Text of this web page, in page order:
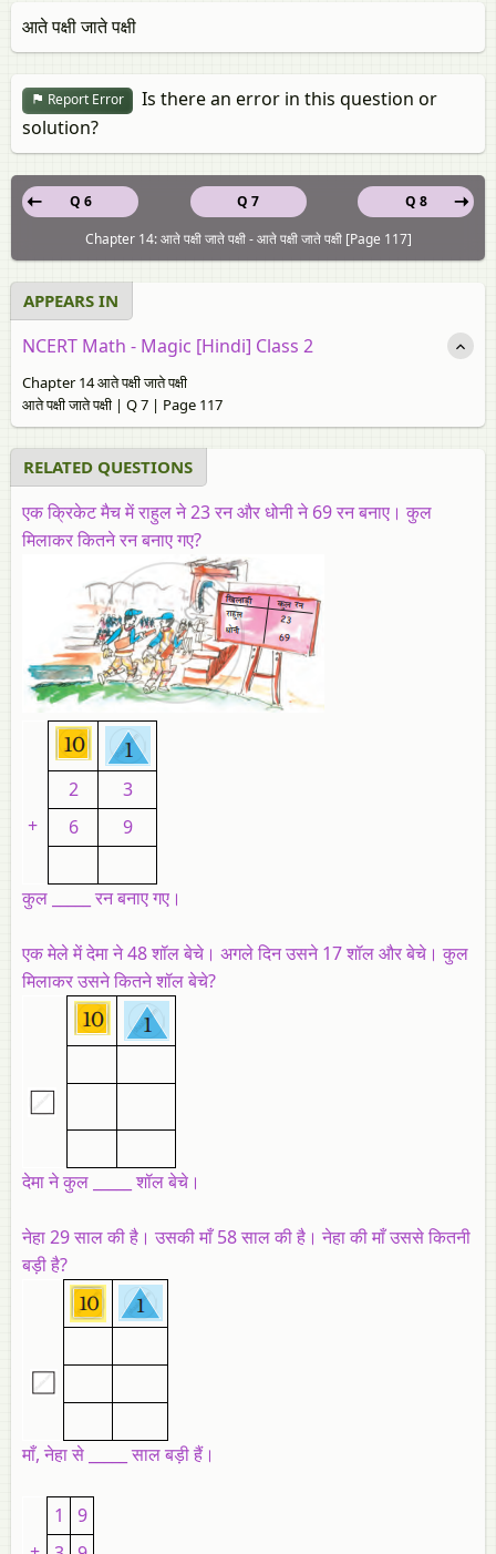
आते पक्षी जाते पक्षी
Report Error
Is there an error in this question or
solution?
Q 7
Q 6
Q 8
Chapter 14: आते पक्षी जाते पक्षी - आते पक्षी जाते पक्षी [Page 117]
APPEARS IN
NCERT Math - Magic [Hindi] Class 2
Chapter 14 आते पक्षी जाते पक्षी
आते पक्षी जाते पक्षी | Q 7 | Page 117
RELATED QUESTIONS
एक क्रिकेट मैच में राहुल ने 23 रन और धोनी ने 69 रन बनाए। कुल
मिलाकर कितने रन बनाए गए?
2
3
+
6 9
कुल _____ रन बनाए गए।
एक मेले में देमा ने 48 शॉल बेचे। अगले दिन उसने 17 शॉल और बेचे। कुल
मिलाकर उसने कितने शॉल बेचे?
देमा ने कुल _____ शॉल बेचे।
नेहा 29 साल की है। उसकी माँ 58 साल की है। नेहा की माँ उससे कितनी
बड़ी है?
माँ, नेहा से _____ साल बड़ी हैं।
1
9